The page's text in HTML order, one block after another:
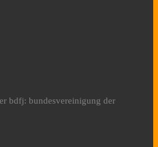
bdfj: bundesvereinigung der